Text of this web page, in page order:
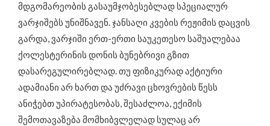
მდგომარეობის გასაუმჯობესებლად სპეციალურ
ვარჯიშებს უნიშნავენ. ჯანსაღი კვების რეჟიმის დაცვის
გარდა, ვარჯიში ერთ-ერთი საუკეთესო საშუალებაა
ქოლესტერინის დონის ბუნებრივი გზით
დასარეგულირებლად. თუ ფიზიკურად აქტიური
ადამიანი არ ხართ და უძრავი ცხოვრების წესს
ანიჭებთ უპირატესობას, შესაძლოა, ექიმის
შემოთავაზება მომხიბვლელად სულაც არ